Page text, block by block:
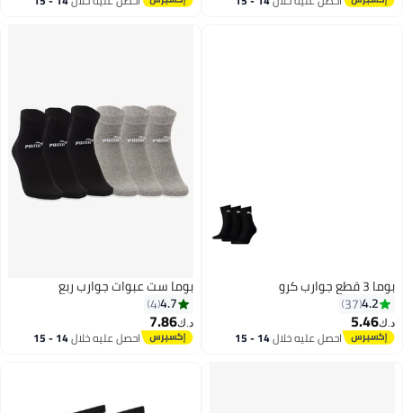
بوما 3 قطع جوارب كرو
4.2
37
د.ك‏5.46
احصل عليه خلال 14 - 15
بوما ست عبوات جوارب ربع
4.7
4
د.ك‏7.86
احصل عليه خلال 14 - 15